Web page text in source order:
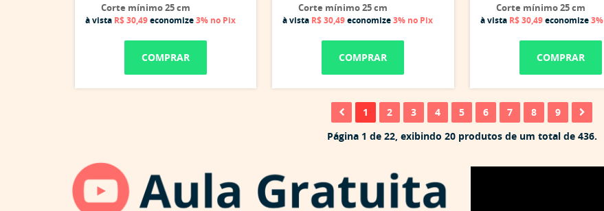
Corte mínimo 25 cm
à vista R$ 30,49economize3% no Pix
COMPRAR
Corte mínimo 25 cm
à vista R$ 30,49economize3% no Pix
COMPRAR
Corte mínimo 25 cm
à vista R$ 30,49economize3%
COMPRAR
1 2 3 4 5 6 7 8
9
Página 1 de 22, exibindo 20 produtos de um total de 436.